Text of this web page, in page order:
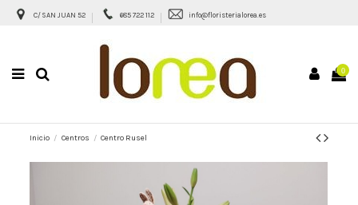
C/ SAN JUAN 52 685 722 112 info@floristerialorea.es
0
Inicio Centros Centro Rusel